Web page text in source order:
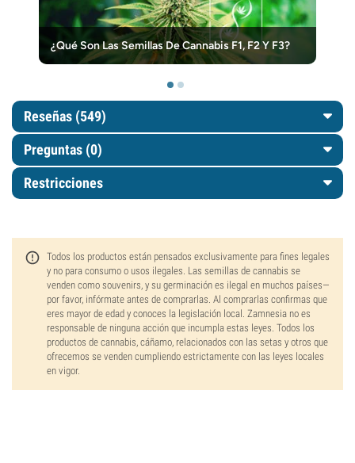
¿Qué Son Las Semillas De Cannabis F1, F2 Y F3?
Reseñas (549)
Preguntas (0)
Restricciones
Todos los productos están pensados exclusivamente para fines legales
y no para consumo o usos ilegales. Las semillas de cannabis se
venden como souvenirs, y su germinación es ilegal en muchos países—
por favor, infórmate antes de comprarlas. Al comprarlas confirmas que
eres mayor de edad y conoces la legislación local. Zamnesia no es
responsable de ninguna acción que incumpla estas leyes. Todos los
productos de cannabis, cáñamo, relacionados con las setas y otros que
ofrecemos se venden cumpliendo estrictamente con las leyes locales
en vigor.